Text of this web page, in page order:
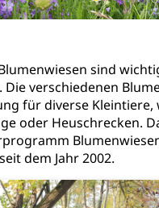
sind
Die verschiedenen
für diverse Kleintiere,
oder Heuschrecken.
dem Jahr 2002.
und
Ehe, Partnerschaft, Tod,
Zivilstandswesen
Adoptiveltern,
elterliche Gewalt,
Adoption